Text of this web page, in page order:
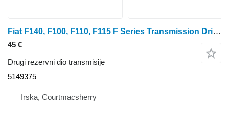
Fiat F140, F100, F110, F115 F Series Transmission Drive Bushing Gear 5149375 za traktora na kotačima
45 €
Drugi rezervni dio transmisije
5149375
Irska, Courtmacsherry